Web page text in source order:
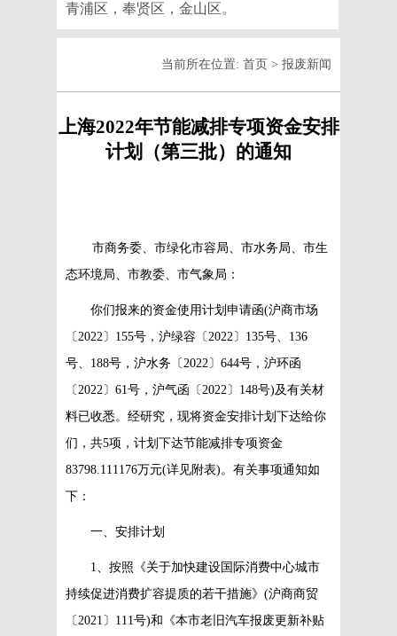
青浦区，奉贤区，金山区。
当前所在位置: 首页 > 报废新闻
上海2022年节能减排专项资金安排
计划（第三批）的通知
市商务委、市绿化市容局、市水务局、市生
态环境局、市教委、市气象局：
你们报来的资金使用计划申请函(沪商市场
〔2022〕155号，沪绿容〔2022〕135号、136
号、188号，沪水务〔2022〕644号，沪环函
〔2022〕61号，沪气函〔2022〕148号)及有关材
料已收悉。经研究，现将资金安排计划下达给你
们，共5项，计划下达节能减排专项资金
83798.111176万元(详见附表)。有关事项通知如
下：
一、安排计划
1、按照《关于加快建设国际消费中心城市
持续促进消费扩容提质的若干措施》(沪商商贸
〔2021〕111号)和《本市老旧汽车报废更新补贴